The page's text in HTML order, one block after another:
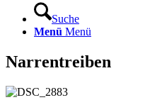
Suche
Menü Menü
Narrentreiben